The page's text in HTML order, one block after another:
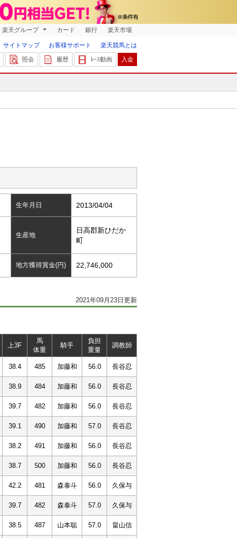
楽天グループ カード 銀行 楽天市場
サイトマップ お客様サポート
楽天競馬とは
照会 履歴 ﾚｰｽ動画 入金
生年月日 2013/04/04
生産地
日高郡新ひだか
町
地方獲得賞金(円) 22,746,000
2021年09月23日更新
上3F
馬
体重
騎手
負担
重量
調教師
38.4 485 加藤和 56.0 長谷忍
38.9 484 加藤和 56.0 長谷忍
39.7 482 加藤和 56.0 長谷忍
39.1 490 加藤和 57.0 長谷忍
38.2 491 加藤和 56.0 長谷忍
38.7 500 加藤和 56.0 長谷忍
42.2 481 森泰斗 56.0 久保与
39.7 482 森泰斗 57.0 久保与
38.5 487 山本聡 57.0 畠山信